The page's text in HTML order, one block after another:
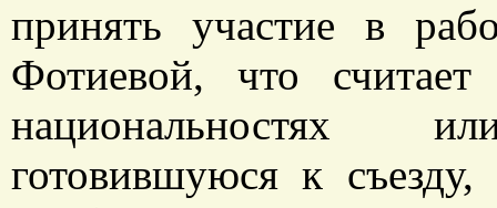
принять участие в
Фотиевой, что
национальностях
готовившуюся к